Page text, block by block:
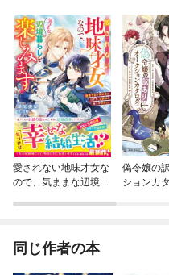
愛されない地味才女な
ので、気ままな辺境暮
かしい～【電子限定S
S付き】
偽令嬢の
ションカ
同じ作者の本